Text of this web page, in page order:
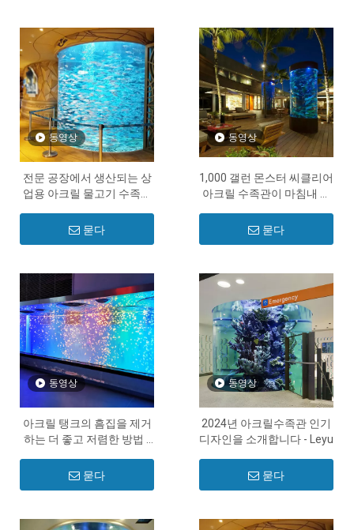
동영상
전문 공장에서 생산되는 상
업용 아크릴 물고기 수족관
묻다
동영상
1,000 갤런 몬스터 씨클리어
아크릴 수족관이 마침내 설
묻다
동영상
아크릴 탱크의 흠집을 제거
하는 더 좋고 저렴한 방법 -
묻다
동영상
2024년 아크릴수족관 인기
디자인을 소개합니다 - Leyu
묻다